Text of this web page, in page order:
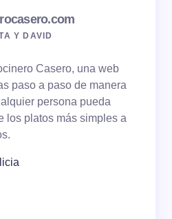
Y DAVID
Casero, una web
paso a paso de manera
persona pueda
los platos más simples a